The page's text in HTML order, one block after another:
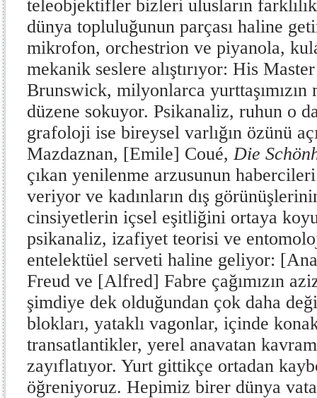
teleobjektifler bizleri ulusların
dünya topluluğunun parçası haline
mikrofon, orchestrion ve piyanola,
mekanik seslere alıştırıyor: His
Brunswick, milyonlarca yurttaşımızın
düzene sokuyor. Psikanaliz, ruhun o
grafoloji ise bireysel varlığın özünü
Mazdaznan, [Emile] Coué,Die
çıkan yenilenme arzusunun
veriyor ve kadınların dış
cinsiyetlerin içsel eşitliğini ortaya
psikanaliz, izafiyet teorisi ve
entelektüel serveti haline geliyor:
Freud ve [Alfred] Fabre çağımızın
şimdiye dek olduğundan çok daha
blokları, yataklı vagonlar, içinde
transatlantikler, yerel anavatan
zayıflatıyor. Yurt gittikçe ortadan
öğreniyoruz. Hepimiz birer dünya